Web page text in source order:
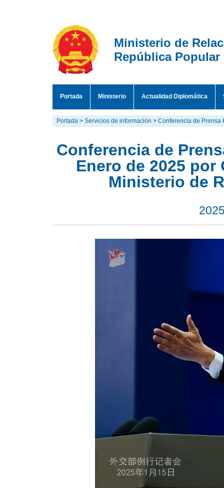
Ministerio de
República Popular
Portada Ministerio Actualidad Diplomática
Portada > Servicios de información > Conferencia de Prensa
Conferencia de
Enero de 2025
Ministerio de